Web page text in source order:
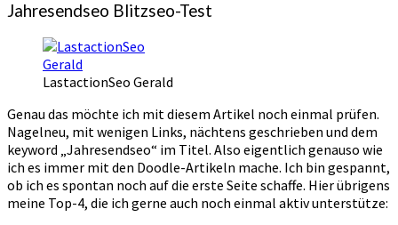
Jahresendseo Blitzseo-Test
LastactionSeo Gerald
Genau das möchte ich mit diesem Artikel noch einmal prüfen.
Nagelneu, mit wenigen Links, nächtens geschrieben und dem
keyword „Jahresendseo“ im Titel. Also eigentlich genauso wie
ich es immer mit den Doodle-Artikeln mache. Ich bin gespannt,
ob ich es spontan noch auf die erste Seite schaffe. Hier übrigens
meine Top-4, die ich gerne auch noch einmal aktiv unterstütze: